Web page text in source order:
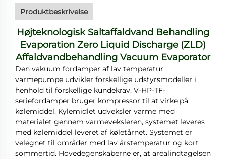
Produktbeskrivelse
Højteknologisk Saltaffaldvand Behandling
Evaporation Zero Liquid Discharge (ZLD)
Affaldvandbehandling Vacuum Evaporator
Den vakuum fordamper af lav temperatur
varmepumpe udvikler forskellige udstyrsmodeller i
henhold til forskellige kundekrav. V-HP-TF-
seriefordamper bruger kompressor til at virke på
kølemiddel. Kylemidlet udveksler varme med
materialet gennem varmeveksleren, systemet leveres
med kølemiddel leveret af køletårnet. Systemet er
velegnet til områder med lav årstemperatur og kort
sommertid. Hovedegenskaberne er, at arealindtagelsen